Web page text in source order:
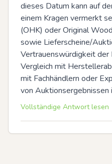
dieses Datum kann auf
einem Kragen vermerkt
(OHK) oder Original
sowie Lieferscheine/
Vertrauenswürdigkeit der
Vergleich mit
mit Fachhändlern oder
von
Vollständige Antwort lesen